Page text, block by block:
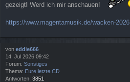
gezeigt! Werd ich mir anschauen!
https://www.magentamusik.de/wacken-2026
von eddie666
14. Jul 2026 09:42
Forum: Sonstiges
Thema: Eure letzte CD
Antworten: 3851